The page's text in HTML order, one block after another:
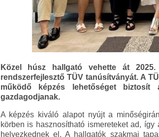
Közel húsz hallgató vehette át
rendszerfejlesztő TÜV tanúsítványát. A
működő képzés lehetőséget biztosít
gazdagodjanak.
A képzés kiváló alapot nyújt a
körben is hasznosítható ismereteket ad,
helyezkednek el. A hallgatók szakmai